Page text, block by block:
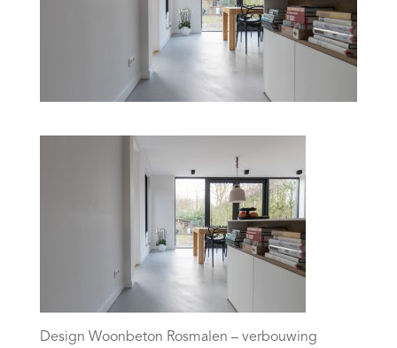
Design Woonbeton Rosmalen – verbouwing